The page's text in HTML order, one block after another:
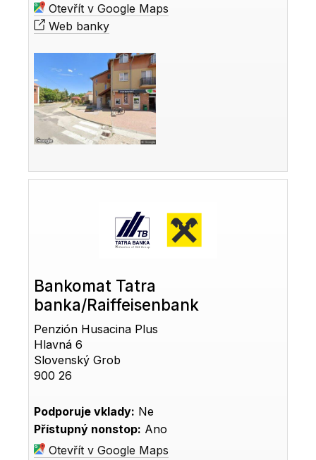
Otevřít v Google Maps
Web banky
Bankomat Tatra
banka/Raiffeisenbank
Penzión Husacina Plus
Hlavná 6
Slovenský Grob
900 26
Podporuje vklady: Ne
Přístupný nonstop: Ano
Otevřít v Google Maps